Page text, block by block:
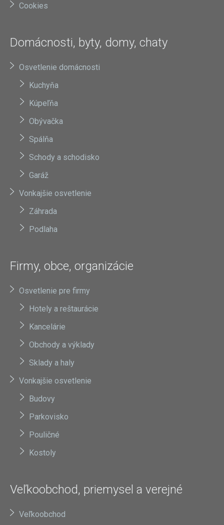
Cookies
Domácnosti, byty, domy, chaty
Osvetlenie domácnosti
Kuchyňa
Kúpeľňa
Obývačka
Spálňa
Schody a schodisko
Garáž
Vonkajšie osvetlenie
Záhrada
Podlaha
Firmy, obce, organizácie
Osvetlenie pre firmy
Hotely a reštaurácie
Kancelárie
Obchody a výklady
Sklady a haly
Vonkajšie osvetlenie
Budovy
Parkovisko
Pouličné
Kostoly
Veľkoobchod, priemysel a verejné
Veľkoobchod